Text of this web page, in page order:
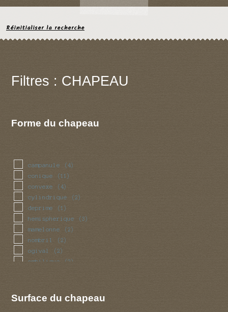
Réinitialiser la recherche
Filtres : CHAPEAU
Forme du chapeau
campanule (4)
conique (11)
convexe (4)
cylindrique (2)
deprime (1)
hemispherique (3)
mamelonne (2)
nombril (2)
ogival (2)
ombilique (2)
Surface du chapeau